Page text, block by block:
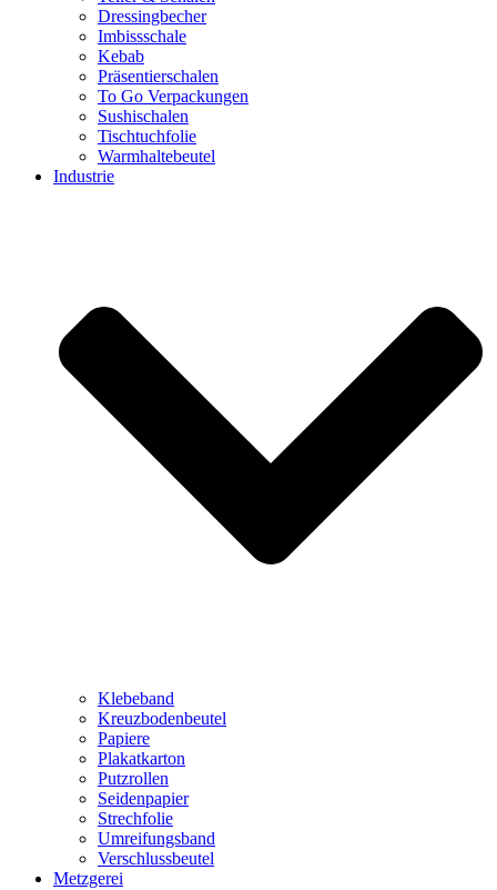
Dressingbecher
Imbissschale
Kebab
Präsentierschalen
To Go Verpackungen
Sushischalen
Tischtuchfolie
Warmhaltebeutel
Industrie
Klebeband
Kreuzbodenbeutel
Papiere
Plakatkarton
Putzrollen
Seidenpapier
Strechfolie
Umreifungsband
Verschlussbeutel
Metzgerei